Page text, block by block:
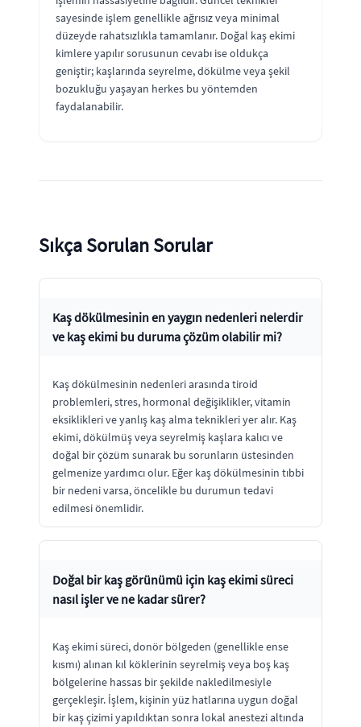
sayesinde işlem genellikle ağrısız veya minimal
düzeyde rahatsızlıkla tamamlanır. Doğal kaş ekimi
kimlere yapılır sorusunun cevabı ise oldukça
geniştir; kaşlarında seyrelme, dökülme veya şekil
bozukluğu yaşayan herkes bu yöntemden
faydalanabilir.
Sıkça Sorulan Sorular
Kaş dökülmesinin en yaygın nedenleri nelerdir
ve kaş ekimi bu duruma çözüm olabilir mi?
Kaş dökülmesinin nedenleri arasında tiroid
problemleri, stres, hormonal değişiklikler, vitamin
eksiklikleri ve yanlış kaş alma teknikleri yer alır. Kaş
ekimi, dökülmüş veya seyrelmiş kaşlara kalıcı ve
doğal bir çözüm sunarak bu sorunların üstesinden
gelmenize yardımcı olur. Eğer kaş dökülmesinin tıbbi
bir nedeni varsa, öncelikle bu durumun tedavi
edilmesi önemlidir.
Doğal bir kaş görünümü için kaş ekimi süreci
nasıl işler ve ne kadar sürer?
Kaş ekimi süreci, donör bölgeden (genellikle ense
kısmı) alınan kıl köklerinin seyrelmiş veya boş kaş
bölgelerine hassas bir şekilde nakledilmesiyle
gerçekleşir. İşlem, kişinin yüz hatlarına uygun doğal
bir kaş çizimi yapıldıktan sonra lokal anestezi altında